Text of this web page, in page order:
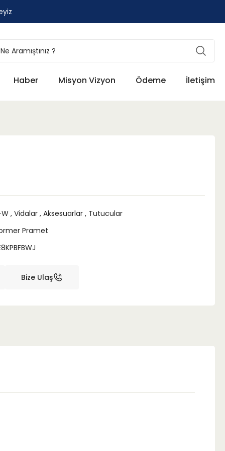
Haber Misyon Vizyon Ödeme İletişim
, Vidalar , Aksesuarlar , Tutucular
Pramet
Bize Ulaş